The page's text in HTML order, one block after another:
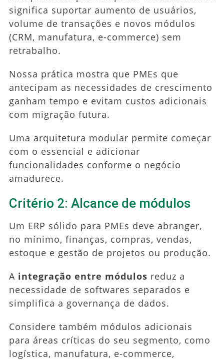
significa suportar aumento de usuários,
volume de transações e novos módulos
(CRM, manufatura, e-commerce) sem
retrabalho.
Nossa prática mostra que PMEs que
antecipam as necessidades de crescimento
ganham tempo e evitam custos adicionais
com migração futura.
Uma arquitetura modular permite começar
com o essencial e adicionar
funcionalidades conforme o negócio
amadurece.
Critério 2: Alcance de módulos
Um ERP sólido para PMEs deve abranger,
no mínimo, finanças, compras, vendas,
estoque e gestão de projetos ou produção.
A integração entre módulos reduz a
necessidade de softwares separados e
simplifica a governança de dados.
Considere também módulos adicionais
para áreas críticas do seu segmento, como
logística, manufatura, e-commerce,